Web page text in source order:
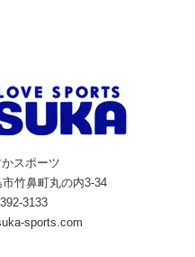
スポーツ
竹鼻町丸の内3-34
3133
sports.com